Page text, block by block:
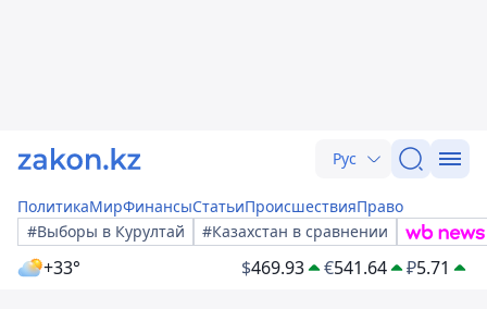
Рус
ПолитикаМирФинансыСтатьиПроисшествияПраво
#Выборы в Курултай
#Казахстан в сравнении
+33° $469.93 €541.64 ₽5.71